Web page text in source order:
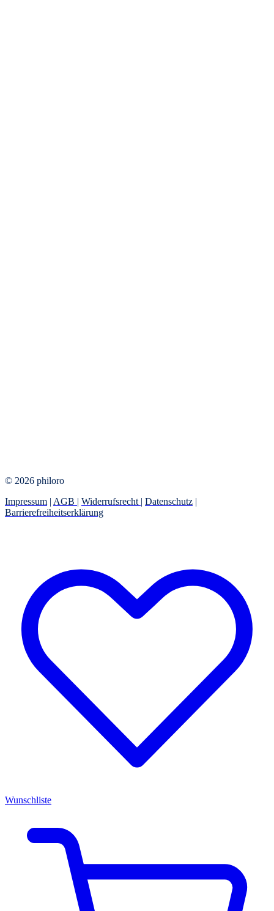
© 2026 philoro
Impressum | AGB | Widerrufsrecht | Datenschutz |
Barrierefreiheitserklärung
Wunschliste